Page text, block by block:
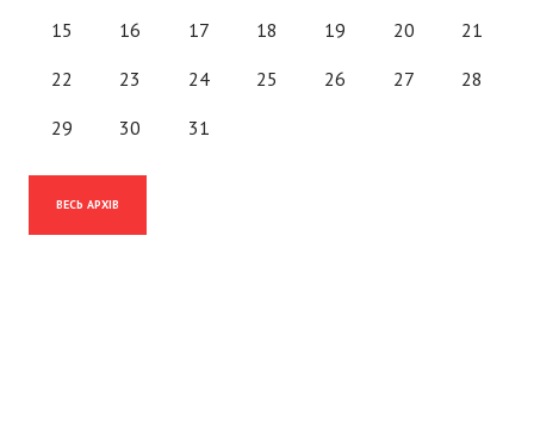
15 16 17 18 19 20 21
22 23 24 25 26 27 28
29 30 31
ВЕСЬ АРХІВ